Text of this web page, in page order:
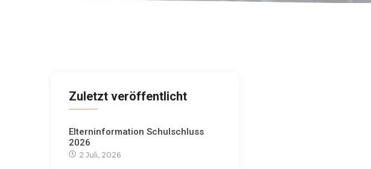
Zuletzt veröffentlicht
Elterninformation Schulschluss
2026
2 Juli, 2026